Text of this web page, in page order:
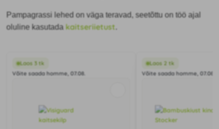
Pampagrassi lehed on väga teravad, seetõttu on töö ajal
oluline kasutada kaitseriietust.
Laos 3 tk
Võite saada homme, 07.08.
Laos 2 tk
Võite saada homme, 07.08.